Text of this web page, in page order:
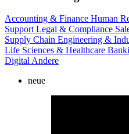
Accounting & Finance Human
SupportLegal & Compliance
Supply Chain Engineering &
Life Sciences & Healthcare
DigitalAndere
neue